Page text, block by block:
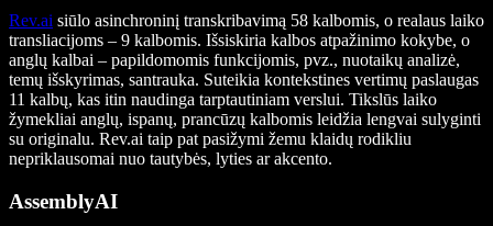
Rev.ai siūlo asinchroninį transkribavimą 58 kalbomis, o realaus laiko
transliacijoms – 9 kalbomis. Išsiskiria kalbos atpažinimo kokybe, o
anglų kalbai – papildomomis funkcijomis, pvz., nuotaikų analizė,
temų išskyrimas, santrauka. Suteikia kontekstines vertimų paslaugas
11 kalbų, kas itin naudinga tarptautiniam verslui. Tikslūs laiko
žymekliai anglų, ispanų, prancūzų kalbomis leidžia lengvai sulyginti
su originalu. Rev.ai taip pat pasižymi žemu klaidų rodikliu
nepriklausomai nuo tautybės, lyties ar akcento.
AssemblyAI